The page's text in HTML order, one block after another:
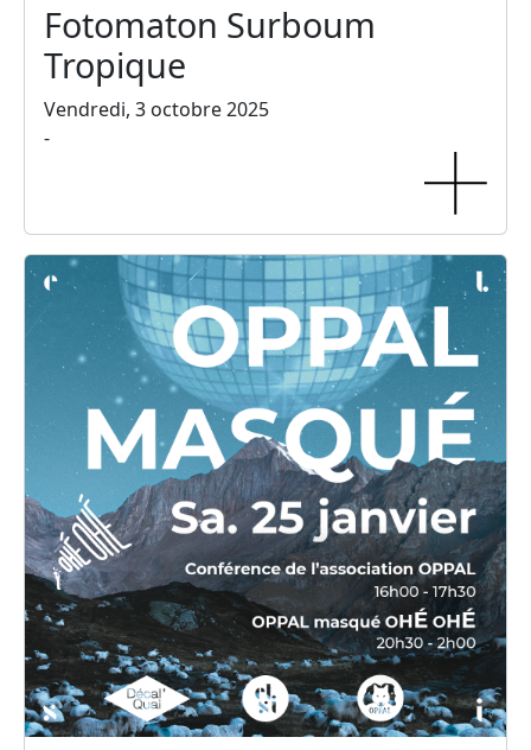
Fotomaton Surboum
Tropique
Vendredi, 3 octobre 2025
-